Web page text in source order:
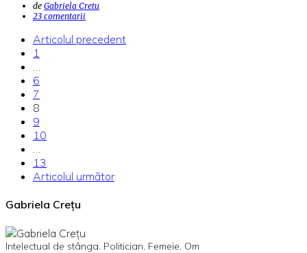
de Gabriela Cretu
23 comentarii
Articolul precedent
1
…
6
7
8
9
10
…
13
Articolul următor
Gabriela Crețu
Intelectual de stânga. Politician. Femeie. Om